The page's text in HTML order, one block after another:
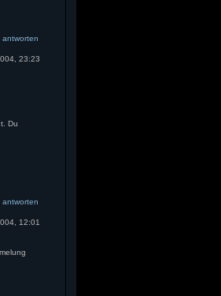
antworten
23:23
Du
antworten
12:01